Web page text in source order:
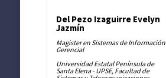
Del Pezo Izaguirre Evelyn
Jazmín
Magister en Sistemas de Información
Gerencial
Universidad Estatal Península de
Santa Elena - UPSE, Facultad de